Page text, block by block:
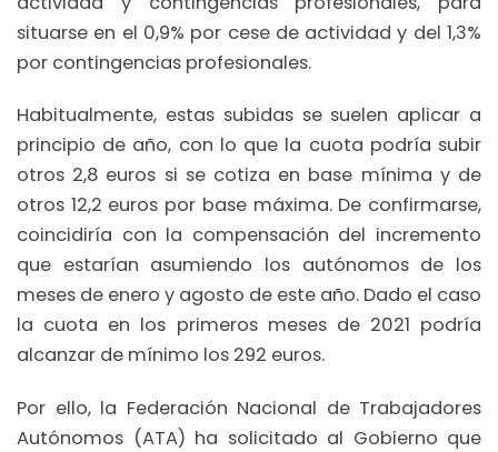
situarse en el 0,9% por cese de actividad y del 1,3%
por contingencias profesionales.
Habitualmente, estas subidas se suelen aplicar a
principio de año, con lo que la cuota podría subir
otros 2,8 euros si se cotiza en base mínima y de
otros 12,2 euros por base máxima. De confirmarse,
coincidiría con la compensación del incremento
que estarían asumiendo los autónomos de los
meses de enero y agosto de este año. Dado el caso
la cuota en los primeros meses de 2021 podría
alcanzar de mínimo los 292 euros.
Por ello, la Federación Nacional de Trabajadores
Autónomos (ATA) ha solicitado al Gobierno que